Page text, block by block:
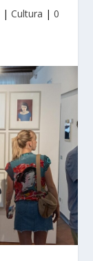
| Cultura | 0